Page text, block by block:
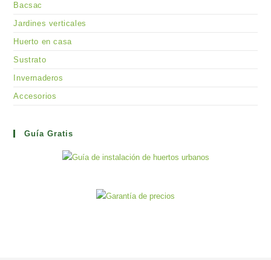
Bacsac
Jardines verticales
Huerto en casa
Sustrato
Invernaderos
Accesorios
Guía Gratis